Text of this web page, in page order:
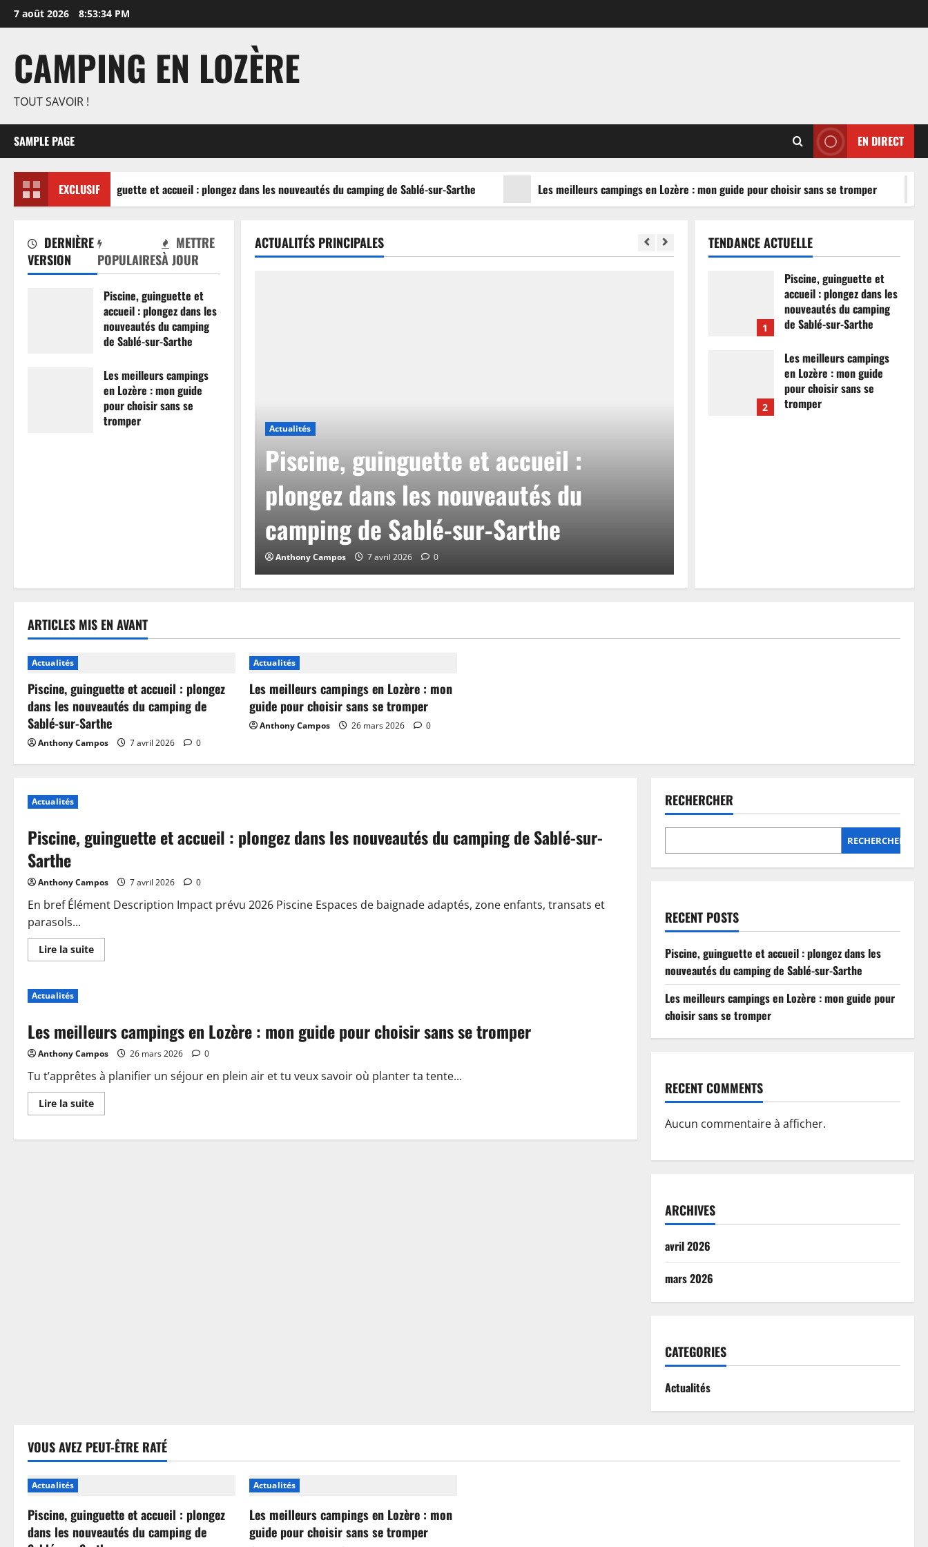
Aller
au
7 août 2026 8:53:34 PM
CAMPING EN LOZÈRE
TOUT SAVOIR !
SAMPLE PAGE EN DIRECT
EXCLUSIF
Piscine, guinguette et accueil : plongez dans les nouveautés du camping de Sablé-sur-Sarthe Les meilleurs campings en Lozère : mon guide pour choisir sans se tromper
DERNIÈRE
VERSION
POPULAIRES
METTRE
À JOUR
Piscine, guinguette et
accueil : plongez dans les
nouveautés du camping
de Sablé-sur-Sarthe
Les meilleurs campings
en Lozère : mon guide
pour choisir sans se
tromper
ACTUALITÉS PRINCIPALES
Actualités
Piscine, guinguette et accueil :
plongez dans les nouveautés du
camping de Sablé-sur-Sarthe
Anthony Campos 7 avril 2026 0
TENDANCE ACTUELLE
1
Piscine, guinguette et
accueil : plongez dans les
nouveautés du camping
de Sablé-sur-Sarthe
2
Les meilleurs campings
en Lozère : mon guide
pour choisir sans se
tromper
ARTICLES MIS EN AVANT
Actualités
Piscine, guinguette et accueil : plongez
dans les nouveautés du camping de
Sablé-sur-Sarthe
Anthony Campos 7 avril 2026 0
Actualités
Les meilleurs campings en Lozère : mon
guide pour choisir sans se tromper
Anthony Campos 26 mars 2026 0
Actualités
Piscine, guinguette et accueil : plongez dans les nouveautés du camping de Sablé-sur-
Sarthe
Anthony Campos 7 avril 2026 0
En bref Élément Description Impact prévu 2026 Piscine Espaces de baignade adaptés, zone enfants, transats et
parasols...
Lire la suiteEn
savoir
:
plongez
les
du
camping
de
Sablé-
sur-
Actualités
Les meilleurs campings en Lozère : mon guide pour choisir sans se tromper
Anthony Campos 26 mars 2026 0
Tu t’apprêtes à planifier un séjour en plein air et tu veux savoir où planter ta tente...
Lire la suiteEn
savoir
Les
RECHERCHER
RECHERCHER
RECENT POSTS
Piscine, guinguette et accueil : plongez dans les
nouveautés du camping de Sablé-sur-Sarthe
Les meilleurs campings en Lozère : mon guide pour
choisir sans se tromper
RECENT COMMENTS
Aucun commentaire à afficher.
ARCHIVES
avril 2026
mars 2026
CATEGORIES
Actualités
VOUS AVEZ PEUT-ÊTRE RATÉ
Actualités
Piscine, guinguette et accueil : plongez
dans les nouveautés du camping de
Actualités
Les meilleurs campings en Lozère : mon
guide pour choisir sans se tromper